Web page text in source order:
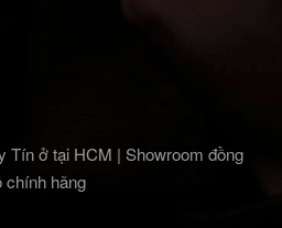
ở tại HCM | Showroom đồng
chính hãng‎